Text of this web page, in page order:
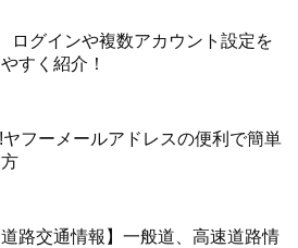
グインや複数アカウント設定を
すく紹介！
フーメールアドレスの便利で簡単
道路交通情報】一般道、高速道路情